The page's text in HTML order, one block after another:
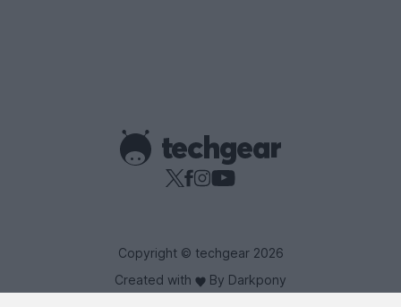
Copyright © techgear 2026
Created with
By Darkpony